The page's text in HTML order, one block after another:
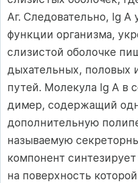
Аг. Следовательно, Ig А
функции организма,
слизистой оболочке
дыхательных, половых
путей. Молекула Ig А в
димер, содержащий
дополнительную
называемую
компонент
на поверхность